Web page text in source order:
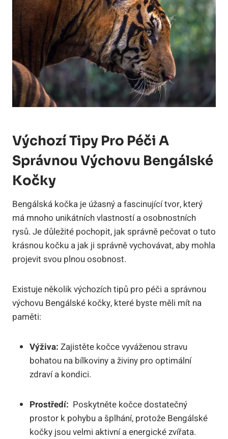
Výchozí Tipy Pro Péči ‍a
Správnou‍ Výchovu ⁢Bengálské
Kočky
Bengálská kočka je úžasný a‌ fascinující tvor, který
má mnoho ‍unikátních vlastností a osobnostních
rysů. Je důležité pochopit, jak správně pečovat o tuto
krásnou kočku ⁤a jak ji správně vychovávat, aby mohla
projevit svou⁣ plnou osobnost.
Existuje ⁣několik ⁤výchozích tipů pro ​péči ⁣a správnou
⁢výchovu Bengálské kočky, které byste měli⁤ mít⁣ na
paměti:
Výživa: Zajistěte kočce vyváženou stravu
bohatou na bílkoviny a živiny pro ‍optimální
zdraví​ a kondici.
Prostředí: ⁣ Poskytněte kočce ​dostatečný
prostor k pohybu a šplhání, protože Bengálské
kočky jsou velmi‌ aktivní a ⁣energické zvířata.